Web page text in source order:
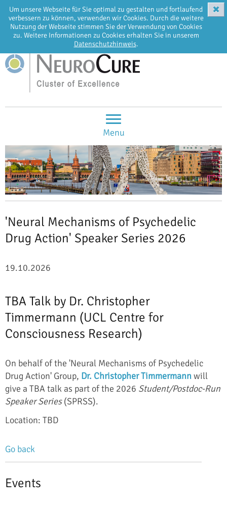
Um unsere Webseite für Sie optimal zu gestalten und fortlaufend
verbessern zu können, verwenden wir Cookies. Durch die weitere
Nutzung der Webseite stimmen Sie der Verwendung von Cookies
zu. Weitere Informationen zu Cookies erhalten Sie in unserem
Datenschutzhinweis.
✖
EN DE
Menu
'Neural Mechanisms of Psychedelic
Drug Action' Speaker Series 2026
19.10.2026
TBA Talk by Dr. Christopher
Timmermann (UCL Centre for
Consciousness Research)
On behalf of the 'Neural Mechanisms of Psychedelic
Drug Action' Group, Dr. Christopher Timmermannwill
give a TBA talk as part of the 2026 Student/Postdoc-Run
Speaker Series(SPRSS).
Location: TBD
Go back
Events